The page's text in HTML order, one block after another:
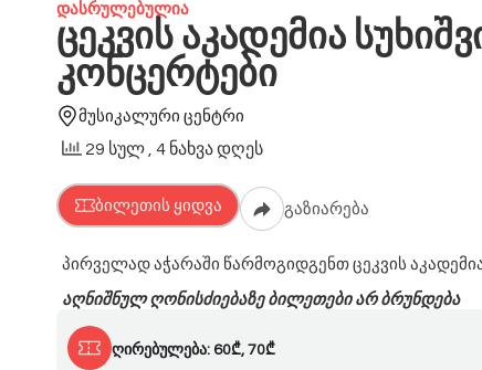
დასრულებულია
ცეკვის აკადემია
კონცერტები
მუსიკალური ცენტრი
29 სულ , 4 ნახვა დღეს
ბილეთის ყიდვა გაზიარება
პირველად აჭარაში წარმოგიდგენთ ცეკვის აკადემია
აღნიშნულ ღონისძიებაზე ბილეთები არ ბრუნდება
ღირებულება: 60₾, 70₾